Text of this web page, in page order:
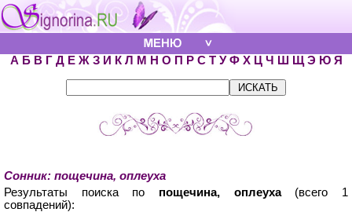
А Б В Г Д Е Ж З И К Л М Н О П Р С Т У Ф Х Ц Ч Ш Щ Э Ю Я
Сонник: пощечина, оплеуха
Результаты поиска по пощечина, оплеуха(всего 1
совпадений):